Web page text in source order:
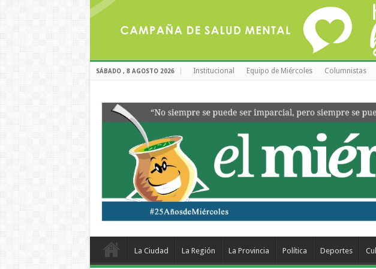
SÁBADO , 8 AGOSTO 2026 Institucional Equipo de Miércoles Columnistas
La Ciudad La Región La Provincia Política Deportes